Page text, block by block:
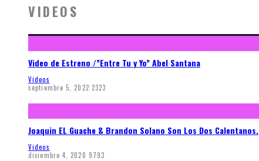
VIDEOS
Video de Estreno /”Entre Tu y Yo” Abel Santana
Videos
septiembre 5, 2022 2323
Joaquin EL Guache & Brandon Solano Son Los Dos Calentanos.
Videos
diciembre 4, 2020 9793